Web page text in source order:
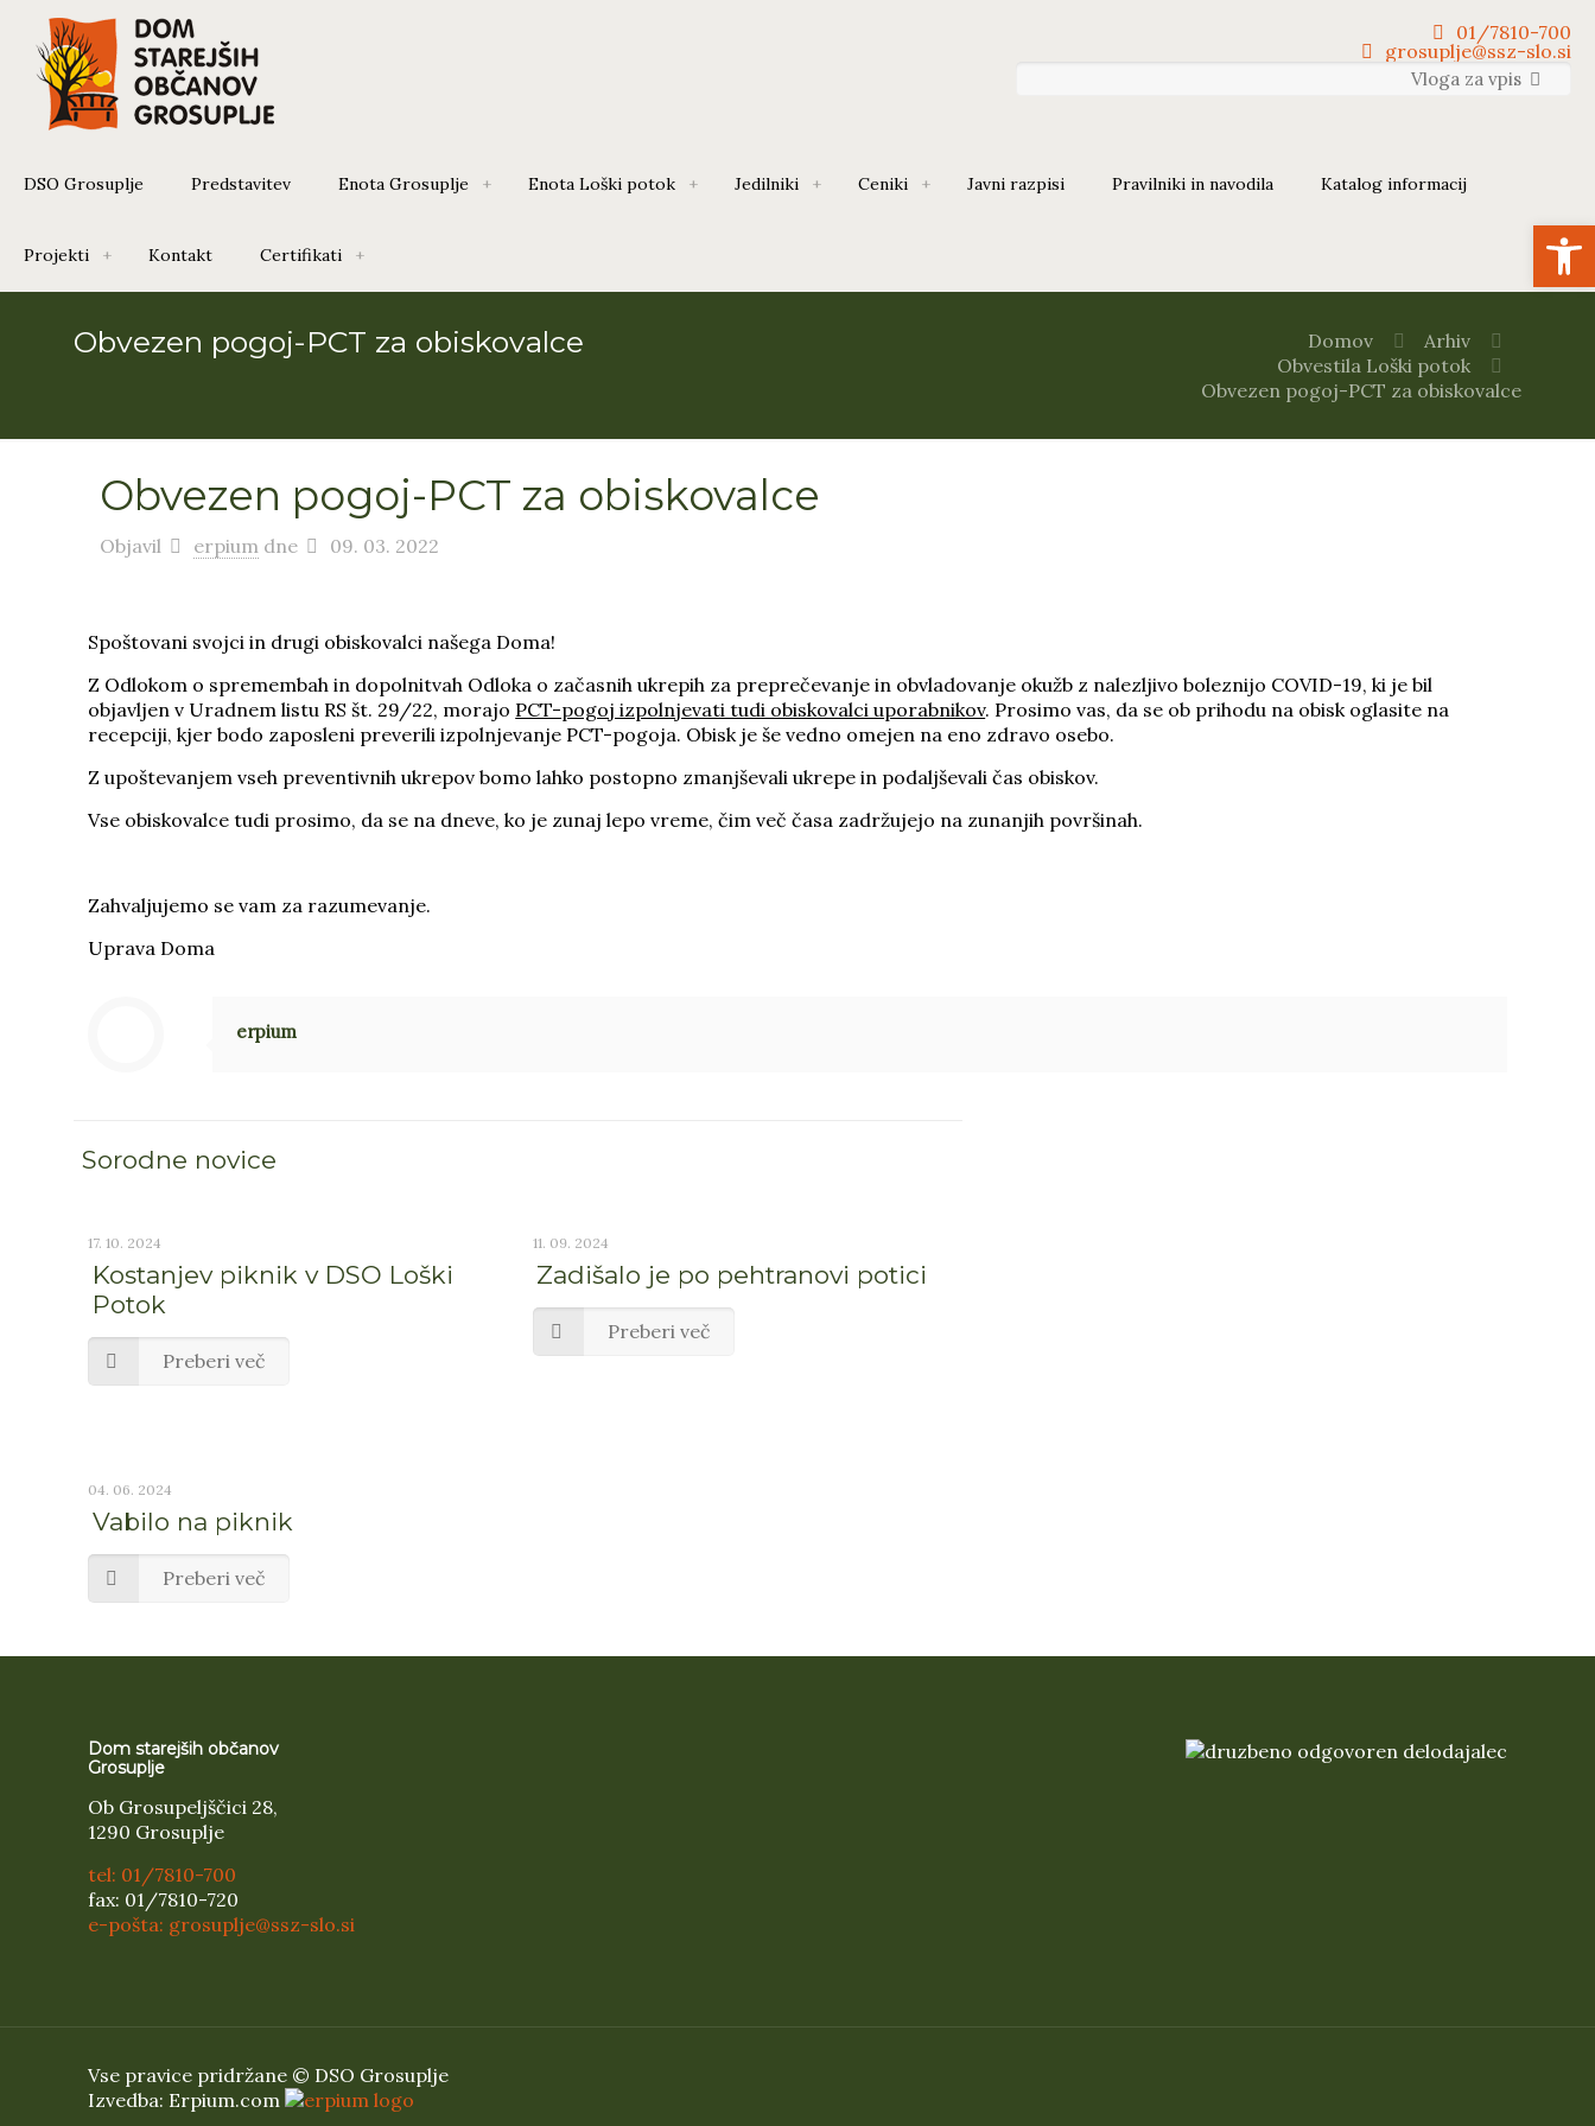
DSO Grosuplje Predstavitev Enota Grosuplje Enota Loški potok Jedilniki Ceniki Javni razpisi Pravilniki in navodila Katalog informacij
Projekti Kontakt Certifikati
01/7810-700
grosuplje@ssz-slo.si
Vloga za vpis
Obvezen pogoj-PCT za obiskovalce Domov
Arhiv
Obvestila Loški potok
Obvezen pogoj-PCT za obiskovalce
Obvezen pogoj-PCT za obiskovalce
Objavil erpium dne 09. 03. 2022
Spoštovani svojci in drugi obiskovalci našega Doma!
Z Odlokom o spremembah in dopolnitvah Odloka o začasnih ukrepih za preprečevanje in obvladovanje okužb z nalezljivo boleznijo COVID-19, ki je bil
objavljen v Uradnem listu RS št. 29/22, morajo PCT-pogoj izpolnjevati tudi obiskovalci uporabnikov. Prosimo vas, da se ob prihodu na obisk oglasite na
recepciji, kjer bodo zaposleni preverili izpolnjevanje PCT-pogoja. Obisk je še vedno omejen na eno zdravo osebo.
Z upoštevanjem vseh preventivnih ukrepov bomo lahko postopno zmanjševali ukrepe in podaljševali čas obiskov.
Vse obiskovalce tudi prosimo, da se na dneve, ko je zunaj lepo vreme, čim več časa zadržujejo na zunanjih površinah.
Zahvaljujemo se vam za razumevanje.
Uprava Doma
erpium
Sorodne novice
17. 10. 2024
Kostanjev piknik v DSO Loški
Potok
Preberi več
11. 09. 2024
Zadišalo je po pehtranovi potici
Preberi več
04. 06. 2024
Vabilo na piknik
Preberi več
Dom starejših občanov
Grosuplje
Ob Grosupeljščici 28,
1290 Grosuplje
tel: 01/7810-700
fax: 01/7810-720
e-pošta: grosuplje@ssz-slo.si
Vse pravice pridržane © DSO Grosuplje
Izvedba: Erpium.com